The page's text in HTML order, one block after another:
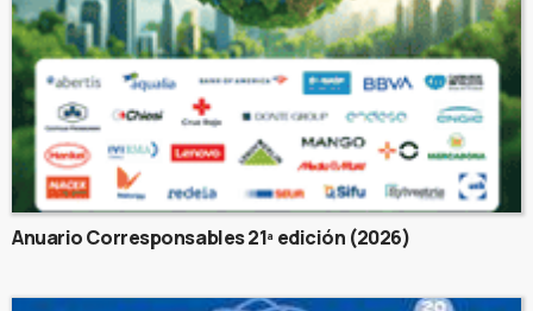
Anuario Corresponsables 21ª edición (2026)